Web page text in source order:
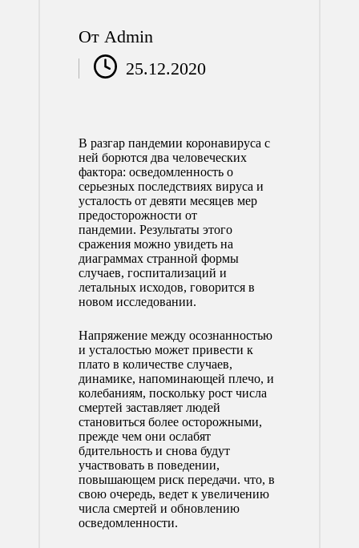
Запись
от
От Admin
25.12.2020
В разгар пандемии коронавируса с
ней борются два человеческих
фактора: осведомленность о
серьезных последствиях вируса и
усталость от девяти месяцев мер
предосторожности от
пандемии. Результаты этого
сражения можно увидеть на
диаграммах странной формы
случаев, госпитализаций и
летальных исходов, говорится в
новом исследовании.
Напряжение между осознанностью
и усталостью может привести к
плато в количестве случаев,
динамике, напоминающей плечо, и
колебаниям, поскольку рост числа
смертей заставляет людей
становиться более осторожными,
прежде чем они ослабят
бдительность и снова будут
участвовать в поведении,
повышающем риск передачи. что, в
свою очередь, ведет к увеличению
числа смертей и обновлению
осведомленности.